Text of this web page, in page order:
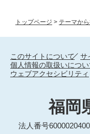
トップページ > テーマか
このサイトについて
サ
個人情報の取扱いにつ
ウェブアクセシビリティ
福岡
法人番号